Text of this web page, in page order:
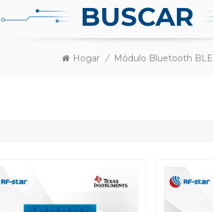
BUSCAR
Hogar / Módulo Bluetooth BLE